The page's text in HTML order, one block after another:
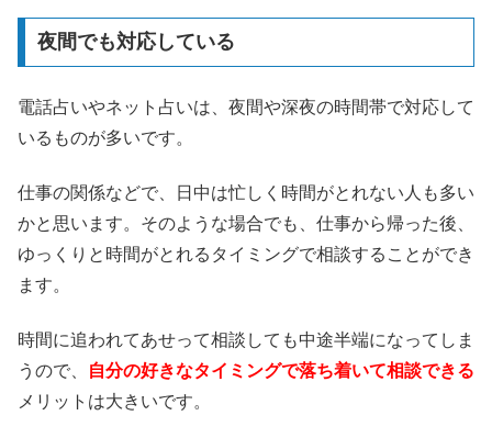
夜間でも対応している
電話占いやネット占いは、夜間や深夜の時間帯で対応して
いるものが多いです。
仕事の関係などで、日中は忙しく時間がとれない人も多い
かと思います。そのような場合でも、仕事から帰った後、
ゆっくりと時間がとれるタイミングで相談することができ
ます。
時間に追われてあせって相談しても中途半端になってしま
うので、
自分の好きなタイミングで落ち着いて相談できる
メリットは大きいです。